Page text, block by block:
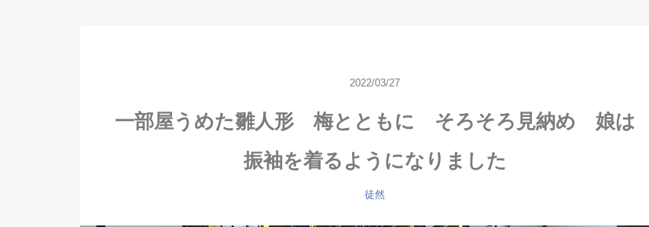
2022/03/27
一部屋うめた雛人形 梅とともに そろそろ見納め 娘は
振袖を着るようになりました
徒然